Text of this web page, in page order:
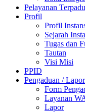
Pelayanan
Profil
Profil
Sejarah
Tugas dan
Tautan
Visi Misi
PPID
Pengaduan / Lapor
Form
Layanan
Lapor